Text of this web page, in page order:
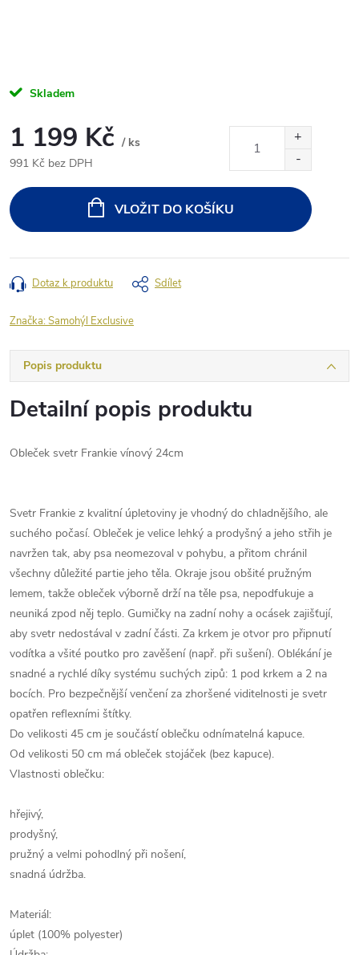
Skladem
1 199 Kč / ks
991 Kč bez DPH
cena:
VLOŽIT DO KOŠÍKU
Dotaz k produktu Sdílet
Značka:Samohýl Exclusive
Popis produktu
Detailní popis produktu
Obleček svetr Frankie vínový 24cm
Svetr Frankie z kvalitní úpletoviny je vhodný do chladnějšího, ale
suchého počasí. Obleček je velice lehký a prodyšný a jeho střih je
navržen tak, aby psa neomezoval v pohybu, a přitom chránil
všechny důležité partie jeho těla. Okraje jsou obšité pružným
lemem, takže obleček výborně drží na těle psa, nepodfukuje a
neuniká zpod něj teplo. Gumičky na zadní nohy a ocásek zajišťují,
aby svetr nedostával v zadní části. Za krkem je otvor pro připnutí
vodítka a všité poutko pro zavěšení (např. při sušení). Oblékání je
snadné a rychlé díky systému suchých zipů: 1 pod krkem a 2 na
bocích. Pro bezpečnější venčení za zhoršené viditelnosti je svetr
opatřen reflexními štítky.
Do velikosti 45 cm je součástí oblečku odnímatelná kapuce.
Od velikosti 50 cm má obleček stojáček (bez kapuce).
Vlastnosti oblečku:
hřejivý,
prodyšný,
pružný a velmi pohodlný při nošení,
snadná údržba.
Materiál:
úplet (100% polyester)